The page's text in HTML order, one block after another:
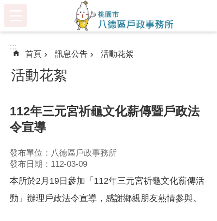
:::
首頁 訊息公告 活動花絮
活動花絮
112年三元宮祈龜文化薪傳暨戶政法
令宣導
發布單位：八德區戶政事務所
發布日期：112-03-09
本所於2月19日參加「112年三元宮祈龜文化薪傳活
動」辦理戶政法令宣導，感謝鄉親朋友熱情參與。